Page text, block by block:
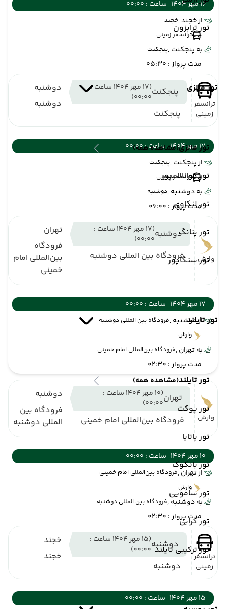
تور ترابزون
تور مالزی
تور مالزی(مشاهده همه)
تور کوالالامپور
تور لنکاوی
تور پنانگ
تور سنگاپور
تور تایلند
تور تایلند(مشاهده همه)
تور پوکت
تور پاتایا
تور بانکوک
تور سامویی
تور کرابی
تور ترکیبی تایلند
16 مهر 1404
ساعت : 00:00
از خجند ,خجند
ترانسفر زمینی
به پنجکنت ,پنجکنت
مدت پرواز : 05:30
ترانسفر
زمینی
پنجکنت
(17 مهر 1404 ساعت :
00:00)
پنجکنت
دوشنبه
دوشنبه
17 مهر 1404
ساعت : 00:00
از پنجکنت ,پنجکنت
ترانسفر زمینی
به دوشنبه ,دوشنبه
مدت پرواز : 06:00
وارش
دوشنبه
(17 مهر 1404 ساعت :
00:00)
فرودگاه بین المللی دوشنبه
تهران
فرودگاه
بین‌المللی امام
خمینی
17 مهر 1404
ساعت : 00:00
از دوشنبه ,فرودگاه بین المللی دوشنبه
وارش
به تهران ,فرودگاه بین‌المللی امام خمینی
مدت پرواز : 02:30
وارش
تهران
(10 مهر 1404 ساعت :
00:00)
فرودگاه بین‌المللی امام خمینی
دوشنبه
فرودگاه بین
المللی دوشنبه
10 مهر 1404
ساعت : 00:00
از تهران ,فرودگاه بین‌المللی امام خمینی
وارش
به دوشنبه ,فرودگاه بین المللی دوشنبه
مدت پرواز : 02:30
ترانسفر
زمینی
دوشنبه
(15 مهر 1404 ساعت :
00:00)
دوشنبه
خجند
خجند
15 مهر 1404 ساعت : 00:00